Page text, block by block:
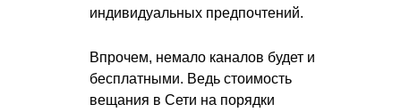
индивидуальных предпочтений.
Впрочем, немало каналов будет и
бесплатными. Ведь стоимость
вещания в Сети на порядки